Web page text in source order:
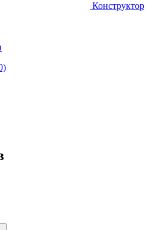
Конструктор